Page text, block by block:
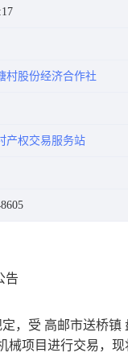
村股份经济合作社
产权交易服务站
告
，受 高邮市送桥镇
械项目进行交易，